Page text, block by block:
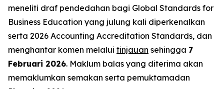
meneliti draf pendedahan bagi Global Standards for
Business Education yang julung kali diperkenalkan
serta 2026 Accounting Accreditation Standards, dan
menghantar komen melalui tinjauan sehingga 7
Februari 2026. Maklum balas yang diterima akan
memaklumkan semakan serta pemuktamadan